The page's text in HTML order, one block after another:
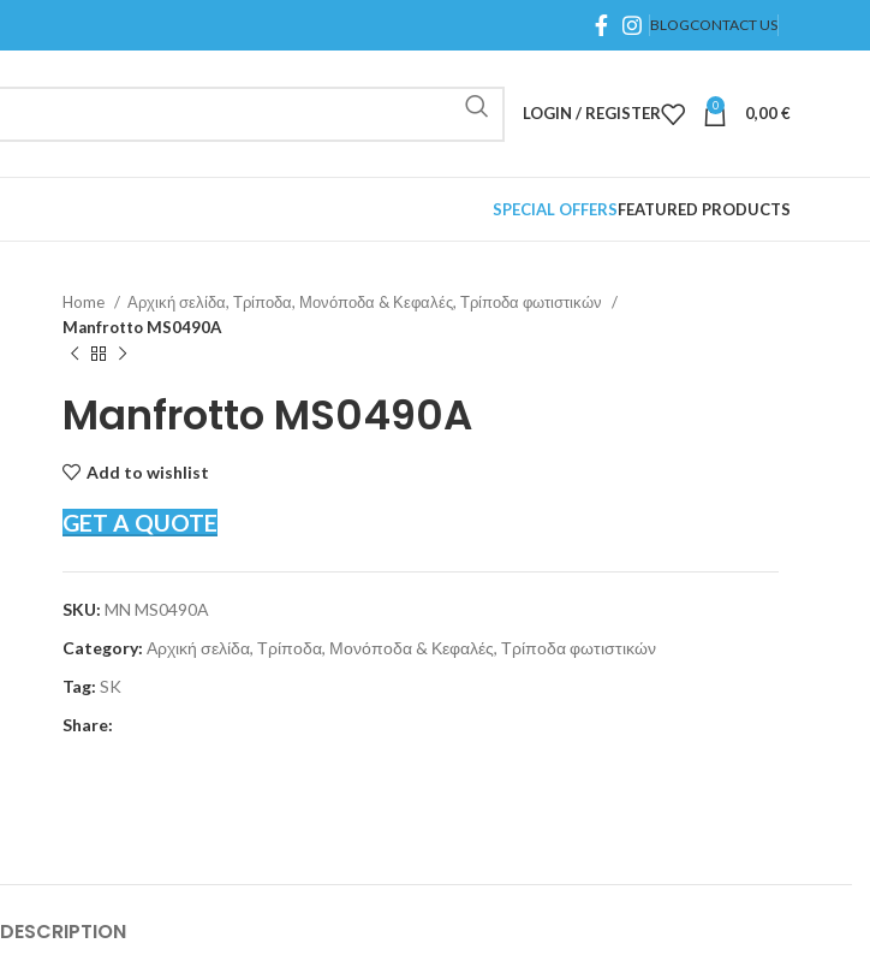
BLOGCONTACT US
LOGIN / REGISTER 0 0,00€
SPECIAL OFFERSFEATURED PRODUCTS
Home
Αρχική σελίδα, Τρίποδα, Μονόποδα & Κεφαλές, Τρίποδα φωτιστικών
Manfrotto MS0490A
Manfrotto MS0490A
Add to wishlist
GET A QUOTE
SKU: MN MS0490A
Category: Αρχική σελίδα, Τρίποδα, Μονόποδα & Κεφαλές, Τρίποδα φωτιστικών
Tag: SK
Share:
DESCRIPTION